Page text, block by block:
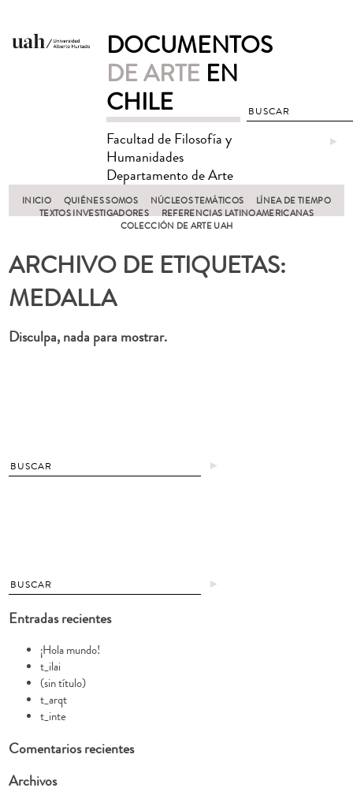
DOCUMENTOS
DE ARTE EN
CHILE
Facultad de Filosofía y
Humanidades
Departamento de Arte
►
INICIO QUIÉNES SOMOS NÚCLEOS TEMÁTICOS
LÍNEA DE TIEMPO
TEXTOS INVESTIGADORES
REFERENCIAS LATINOAMERICANAS
COLECCIÓN DE ARTE UAH
ARCHIVO DE ETIQUETAS:
MEDALLA
Disculpa, nada para mostrar.
►
►
Entradas recientes
¡Hola mundo!
t_ilai
(sin título)
t_arqt
t_inte
Comentarios recientes
Archivos